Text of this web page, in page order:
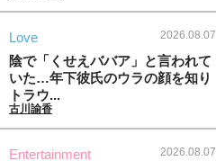
Love 2026.08.07
陰で「くせえババア」と言われて
いた…年下彼氏のウラの顔を知り
トラウ...
古川諭香
Entertainment 2026.08.07